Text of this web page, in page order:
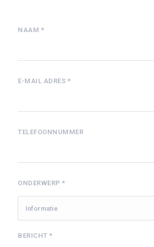
NAAM *
E-MAIL ADRES *
TELEFOONNUMMER
ONDERWERP *
BERICHT *